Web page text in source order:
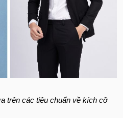
trên các tiêu chuẩn về kích cỡ